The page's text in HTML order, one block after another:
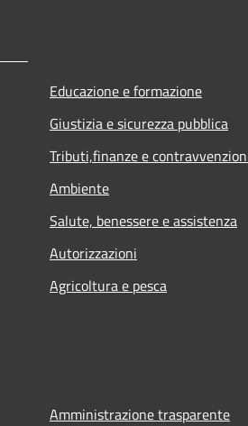
Educazione e formazione
Giustizia e sicurezza pubblica
Tributi,finanze e
Ambiente
Salute, benessere e assistenza
Autorizzazioni
Agricoltura e pesca
Amministrazione trasparente